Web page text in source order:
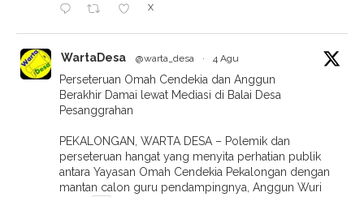
X
WartaDesa @warta_desa · 4 Agu
Perseteruan Omah Cendekia dan Anggun
Berakhir Damai lewat Mediasi di Balai Desa
Pesanggrahan
PEKALONGAN, WARTA DESA – Polemik dan
perseteruan hangat yang menyita perhatian publik
antara Yayasan Omah Cendekia Pekalongan dengan
mantan calon guru pendampingnya, Anggun Wuri